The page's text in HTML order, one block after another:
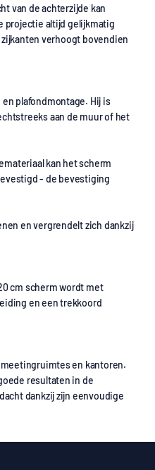
van de achterzijde kan
projectie altijd gelijkmatig
verhoogt bovendien
plafondmontage. Hij is
aan de muur of het
kan het scherm
- de bevestiging
en vergrendelt zich dankzij
cm scherm wordt met
en een trekkoord
en kantoren.
resultaten in de
dankzij zijn eenvoudige